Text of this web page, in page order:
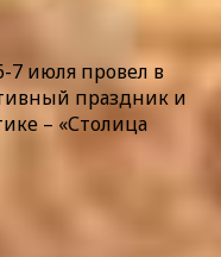
июля провел в
праздник и
– «Столица